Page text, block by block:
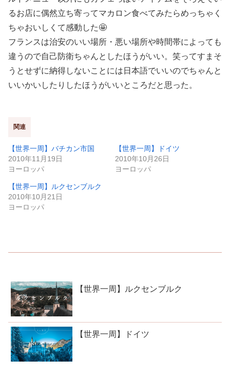
るお店に偶然立ち寄ってマカロン食べてみたらめっちゃく
ちゃおいしくて感動した🤩
フランスは治安のいい場所・悪い場所や時間帯によっても
違うので自己防衛ちゃんとしたほうがいい。笑ってすまそ
うとせずに納得しないことには日本語でいいのでちゃんと
いいかいしたりしたほうがいいところだと思った。
関連
【世界一周】バチカン市国
2010年11月19日
ヨーロッパ
【世界一周】ドイツ
2010年10月26日
ヨーロッパ
【世界一周】ルクセンブルク
2010年10月21日
ヨーロッパ
【世界一周】ルクセンブルク
【世界一周】ドイツ